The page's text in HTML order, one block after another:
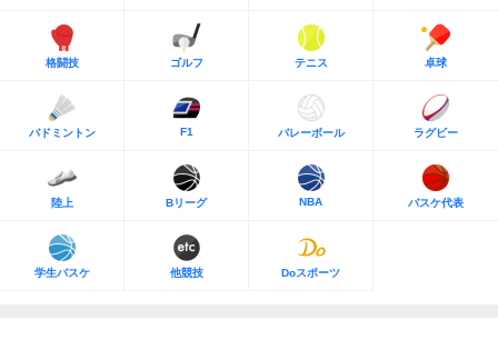
格闘技 ゴルフ テニス 卓球
バドミントン F1 バレーボール ラグビー
陸上 Bリーグ NBA バスケ代表
学生バスケ 他競技 Doスポーツ